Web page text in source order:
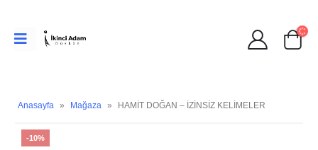
Anasayfa » Mağaza » HAMİT DOĞAN – İZİNSİZ KELİMELER
-10%